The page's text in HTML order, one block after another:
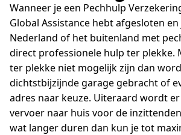
Wanneer je een Pechhulp
Global Assistance hebt afgesloten
Nederland of het buitenland met
direct professionele hulp ter plekke.
ter plekke niet mogelijk zijn dan
dichtstbijzijnde garage gebracht of
adres naar keuze. Uiteraard wordt
vervoer naar huis voor de
wat langer duren dan kun je tot